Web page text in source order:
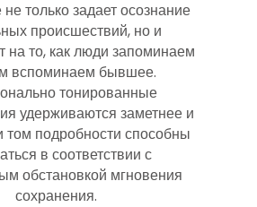
только задает осознание
происшествий, но и
на то, как люди запоминаем
вспоминаем бывшее.
тонированные
удерживаются заметнее и
том подробности способны
в соответствии с
обстановкой мгновения
сохранения.